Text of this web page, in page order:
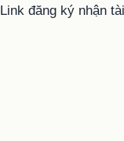
Link đăng ký nhận